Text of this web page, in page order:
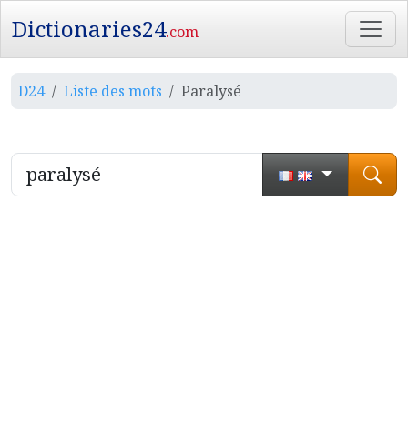
Dictionaries24.com
D24 Liste des mots Paralysé